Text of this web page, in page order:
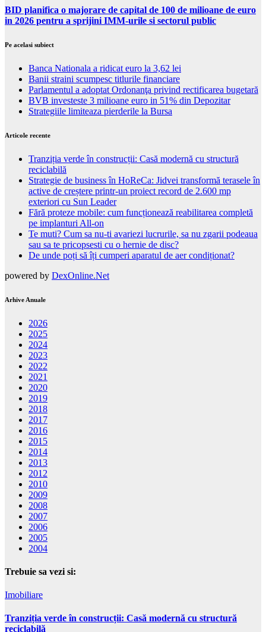
BID planifica o majorare de capital de 100 de milioane de euro
in 2026 pentru a sprijini IMM-urile si sectorul public
Pe acelasi subiect
Banca Nationala a ridicat euro la 3,62 lei
Banii straini scumpesc titlurile financiare
Parlamentul a adoptat Ordonanţa privind rectificarea bugetară
BVB investeste 3 milioane euro in 51% din Depozitar
Strategiile limiteaza pierderile la Bursa
Articole recente
Tranziția verde în construcții: Casă modernă cu structură
reciclabilă
Strategie de business în HoReCa: Jidvei transformă terasele în
active de creștere printr-un proiect record de 2.600 mp
exteriori cu Sun Leader
Fără proteze mobile: cum funcționează reabilitarea completă
pe implanturi All-on
Te muti? Cum sa nu-ti avariezi lucrurile, sa nu zgarii podeaua
sau sa te pricopsesti cu o hernie de disc?
De unde poți să îți cumperi aparatul de aer condiționat?
powered by DexOnline.Net
Arhive Anuale
2026
2025
2024
2023
2022
2021
2020
2019
2018
2017
2016
2015
2014
2013
2012
2010
2009
2008
2007
2006
2005
2004
Trebuie sa vezi si:
Imobiliare
Tranziția verde în construcții: Casă modernă cu structură
reciclabilă